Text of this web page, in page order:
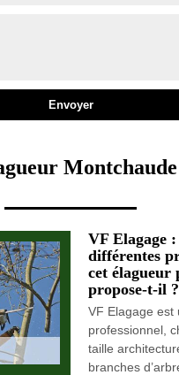
Montchaude
VF Elagage
différentes
cet élagueur
propose-t-il ?
VF Elagage est
professionnel,
taille
branches